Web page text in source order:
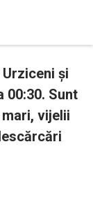
și
00:30. Sunt
vijelii